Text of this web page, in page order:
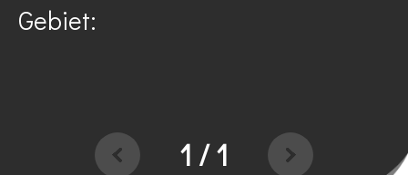
Gebiet:
1 /1